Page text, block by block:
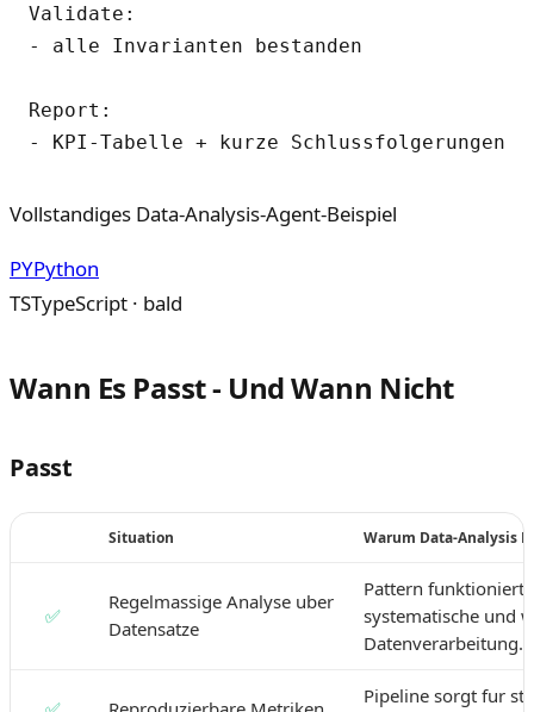
Validate:
- alle Invarianten bestanden
Report:
Vollstandiges Data-Analysis-Agent-Beispiel
PYPython
TSTypeScript · bald
Wann Es Passt - Und Wann Nicht
Passt
Situation Warum Data-Analysis
✅
Regelmassige Analyse uber
Datensatze
Pattern funktioniert
systematische und
Datenverarbeitung.
Pipeline sorgt fur